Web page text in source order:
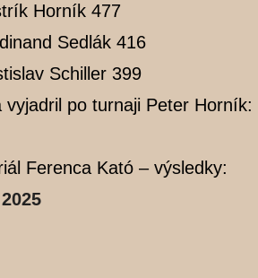
Horník 477
Sedlák 416
Schiller 399
vyjadril po turnaji Peter Horník:
Ferenca Kató – výsledky: